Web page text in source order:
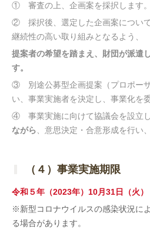
① 審査の上、企画案を採択します。
② 採択後、選定した企画案につい
継続性の高い取り組みとなるよう、
提案者の希望を踏まえ、財団が派遣
す。
③ 別途公募型企画提案（プロポー
い、事業実施者を決定し、事業化を
④ 事業実施に向けて協議会を設立
ながら、意思決定・合意形成を行い
（４）事業実施期限
令和５年（2023年）10月31日（火）
※新型コロナウイルスの感染状況に
る場合があります。